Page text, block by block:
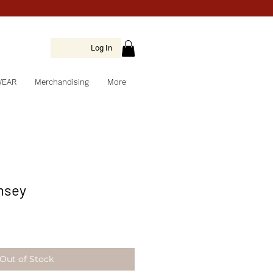
Log In
Merchandising More
Out of Stock